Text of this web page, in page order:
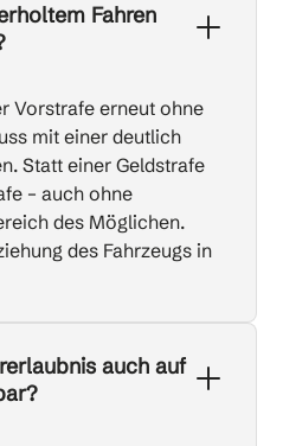
Fahren
Vorstrafe erneut ohne
mit einer deutlich
Statt einer Geldstrafe
– auch ohne
des Möglichen.
des Fahrzeugs in
auch auf